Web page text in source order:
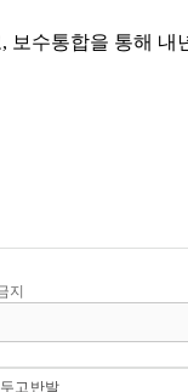
지
고 반발